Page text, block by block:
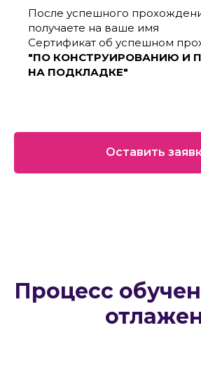
После успешного
получаете на ваше имя
Сертификат об успешном
"ПО КОНСТРУИРОВАНИЮ И
НА ПОДКЛАДКЕ"
Оставить
Процесс